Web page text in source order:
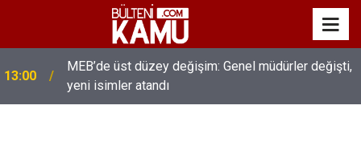
13:00
MEB’de üst düzey değişim: Genel müdürler değişti,
yeni isimler atandı